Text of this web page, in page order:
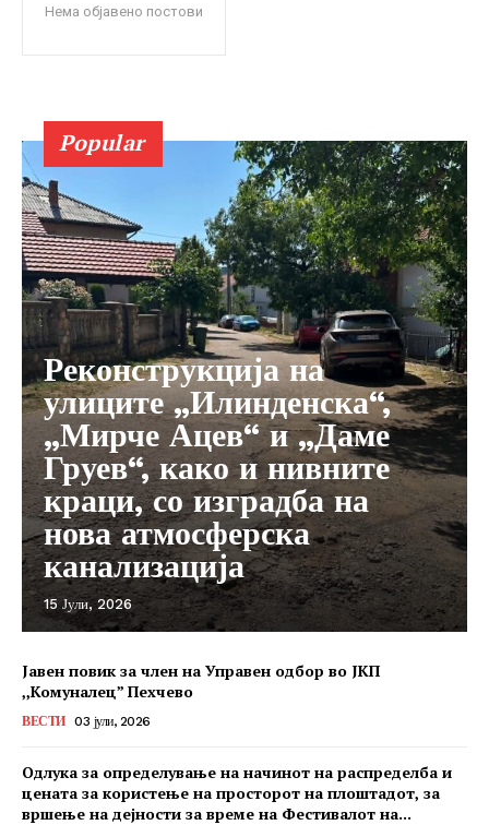
Нема објавено постови
Popular
Реконструкција на
улиците „Илинденска“,
„Мирче Ацев“ и „Даме
Груев“, како и нивните
краци, со изградба на
нова атмосферска
канализација
15 Јули, 2026
Јавен повик за член на Управен одбор во ЈКП
,,Комуналец” Пехчево
ВЕСТИ 03 јули, 2026
Одлука за определување на начинот на распределба и
цената за користење на просторот на плоштадот, за
вршење на дејности за време на Фестивалот на...